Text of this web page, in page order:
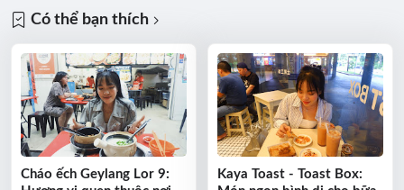
Có thể bạn thích
Cháo ếch Geylang Lor 9:
Kaya Toast - Toast Box: